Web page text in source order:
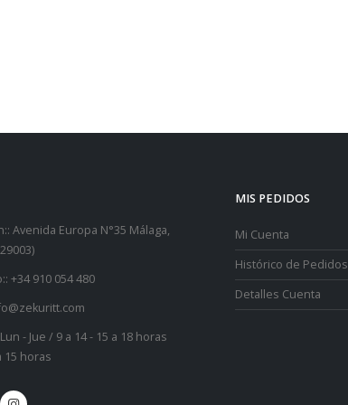
Avenida Europa N°35 Málaga,
+34 910 054 480
Lun - Jue / 9 a 14 - 15 a 18 horas
15 horas
MIS PEDIDOS
Mi Cuenta
Histórico de Pedidos
Detalles Cuenta